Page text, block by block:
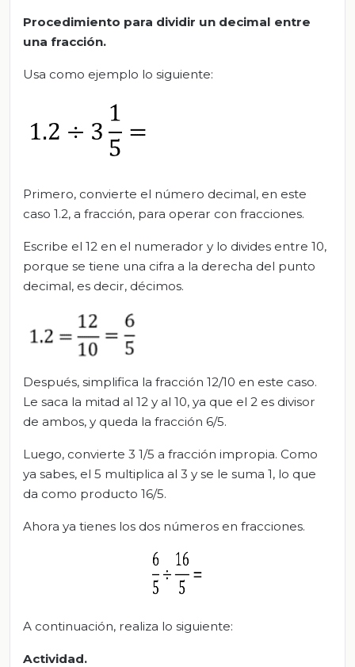
Procedimiento para dividir un decimal entre
una fracción.
Usa como ejemplo lo siguiente:
Primero, convierte el número decimal, en este
caso 1.2, a fracción, para operar con fracciones.
Escribe el 12 en el numerador y lo divides entre 10,
porque se tiene una cifra a la derecha del punto
decimal, es decir, décimos.
Después, simplifica la fracción 12/10 en este caso.
Le saca la mitad al 12 y al 10, ya que el 2 es divisor
de ambos, y queda la fracción 6/5.
Luego, convierte 3 1/5 a fracción impropia. Como
ya sabes, el 5 multiplica al 3 y se le suma 1, lo que
da como producto 16/5.
Ahora ya tienes los dos números en fracciones.
A continuación, realiza lo siguiente:
Actividad.